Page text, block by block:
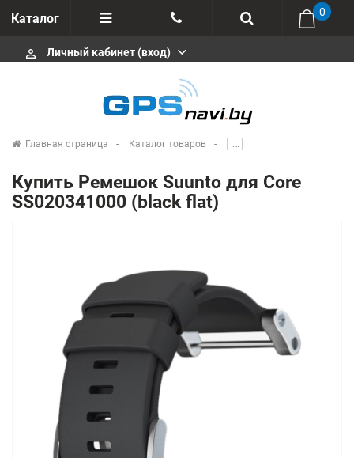
Каталог
Отзывы
+375 291646666
msa333
info@gpsnavi.by
0
perm_identity Личный кабинет (вход)
Главная страница Каталог товаров .....
Купить Ремешок Suunto для Core
SS020341000 (black flat)